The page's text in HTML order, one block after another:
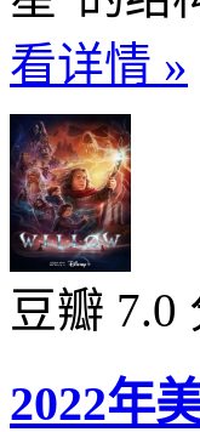
看详情 »
豆瓣 7.0
2022年